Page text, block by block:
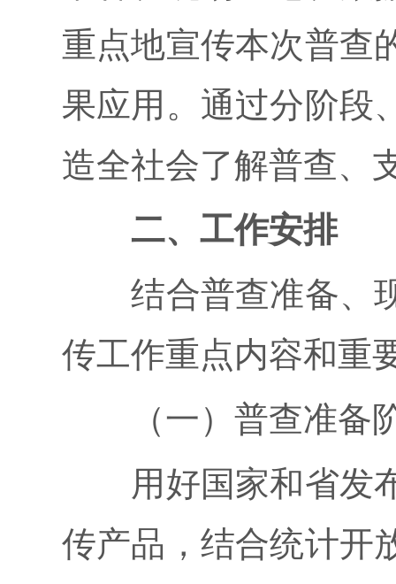
重点地宣传本次普查
果应用。通过分阶段
造全社会了解普查、
二、工作安排
结合普查准备、现
传工作重点内容和重
（一）普查准备
用好国家和省发布
传产品，结合统计开